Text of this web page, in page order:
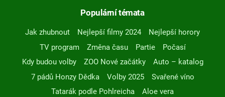
Populární témata
Jak zhubnout Nejlepší filmy 2024
Nejlepší horory
TV program
Změna času Partie
Počasí
Kdy budou volby
ZOO Nové začátky
Auto – katalog
7 pádů Honzy Dědka
Volby 2025
Svařené víno
Tatarák podle Pohlreicha
Aloe vera